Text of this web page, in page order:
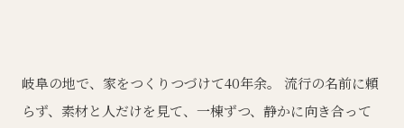
岐阜の地で、家をつくりつづけて40年余。 流行の名前に頼
らず、素材と人だけを見て、一棟ずつ、静かに向き合って